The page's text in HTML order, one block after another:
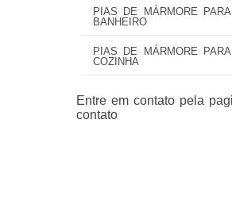
PIAS DE MÁRMORE PARA
BANHEIRO
PIAS DE MÁRMORE PARA
COZINHA